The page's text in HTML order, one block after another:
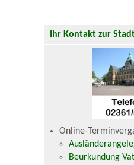
Ihr Kontakt zur
Online-
Beurkundung